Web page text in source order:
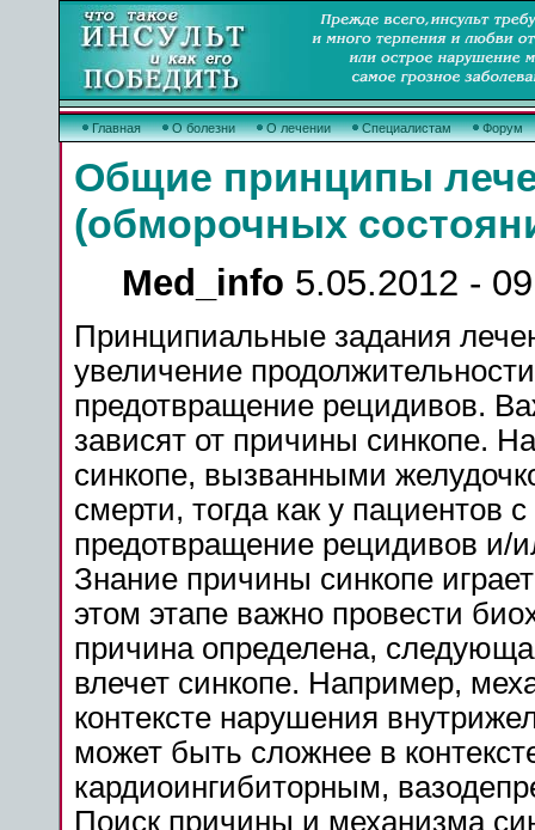
Главная О болезни О лечении Специалистам Форум
Общие принципы
(обморочных
Med_info 5.05.2012 -
Принципиальные задания
увеличение
предотвращение рецидивов.
зависят от причины синкопе.
синкопе, вызванными
смерти, тогда как у пациентов
предотвращение рецидивов и/
Знание причины синкопе
этом этапе важно провести
причина определена,
влечет синкопе. Например,
контексте нарушения
может быть сложнее в
кардиоингибиторным,
Поиск причины и механизма